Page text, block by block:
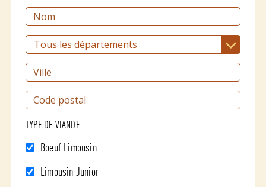
Veau sous la mère
BOUCHERIE VICTOR IANNOTTI (Boucherie)
20 RUE DE LA PREFECTURE
21000 DIJON
07.87.21.53.05
Boeuf Limousin
35 RUE CAMBRESIENNE
59440 AVESNES SUR HELPE
TYPE DE VIANDE
Boeuf Limousin
Limousin Junior